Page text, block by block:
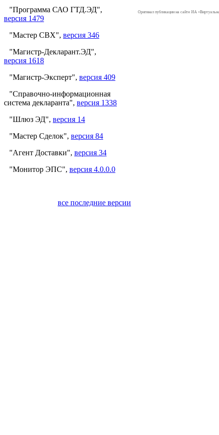
"Программа САО ГТД.ЭД",
версия 1479
"Мастер СВХ", версия 346
"Магистр-Декларант.ЭД",
версия 1618
"Магистр-Эксперт", версия 409
"Справочно-информационная
система декларанта", версия 1338
"Шлюз ЭД", версия 14
"Мастер Сделок", версия 84
"Агент Доставки", версия 34
"Монитор ЭПС", версия 4.0.0.0
все последние версии
Оригинал публикации на сайте ИА